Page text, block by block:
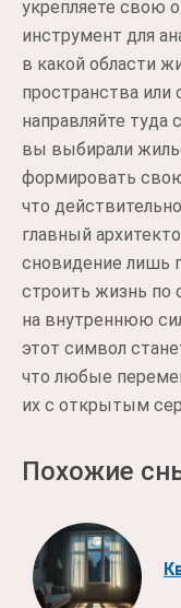
укрепляете свою
инструмент для
в какой области
пространства или
направляйте туда
вы выбирали
формировать свою
что
главный
сновидение лишь
строить жизнь по
на внутреннюю
этот символ
что любые
их с открытым
Похожие